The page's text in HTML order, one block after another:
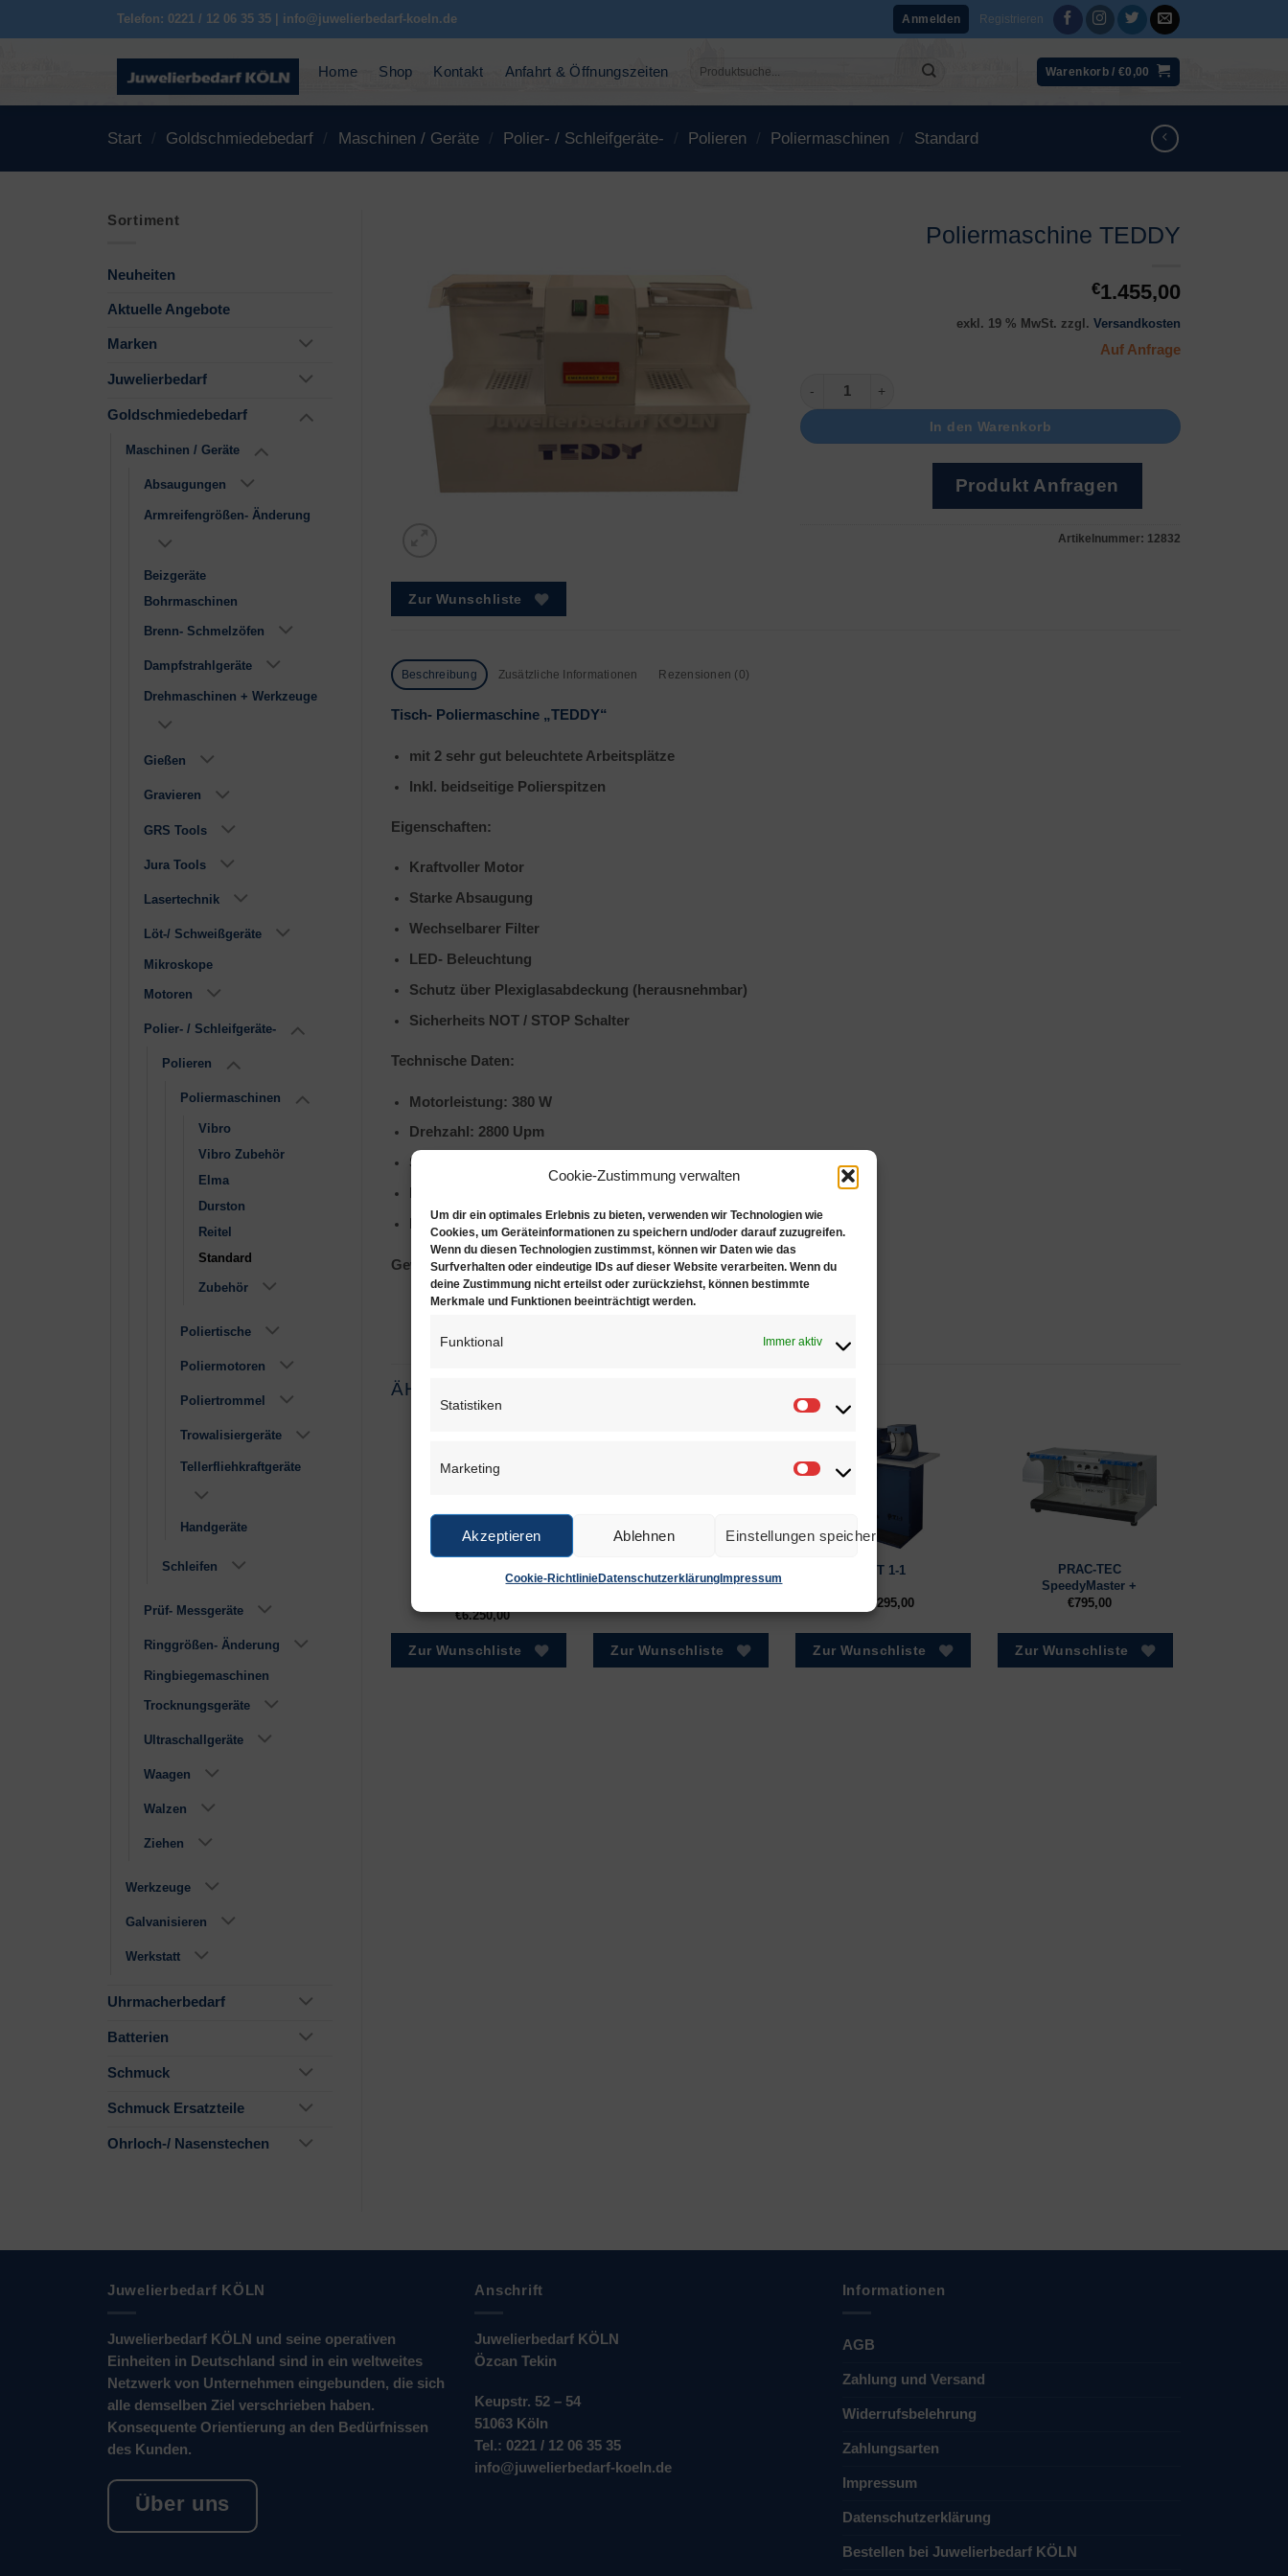
Cookie-Zustimmung verwalten
Um dir ein optimales Erlebnis zu bieten, verwenden wir Technologien wie
Cookies, um Geräteinformationen zu speichern und/oder darauf zuzugreifen.
Wenn du diesen Technologien zustimmst, können wir Daten wie das
Surfverhalten oder eindeutige IDs auf dieser Website verarbeiten. Wenn du
deine Zustimmung nicht erteilst oder zurückziehst, können bestimmte
Merkmale und Funktionen beeinträchtigt werden.
Funktional Immer aktiv
Statistiken
Statistiken
Marketing
Marketing
Akzeptieren Ablehnen Einstellungen speichern
Cookie-RichtlinieDatenschutzerklärung Impressum
Telefon: 0221 / 12 06 35 35 | info@juwelierbedarf-koeln.de Anmelden Registrieren
Home Shop Kontakt Anfahrt & Öffnungszeiten
Suchen
Warenkorb /€0,00
Start / Goldschmiedebedarf / Maschinen / Geräte / Polier- / Schleifgeräte- / Polieren / Poliermaschinen / Standard
Sortiment
Neuheiten
Aktuelle Angebote
Marken
Juwelierbedarf
Goldschmiedebedarf
Maschinen / Geräte
Absaugungen
Armreifengrößen- Änderung
Beizgeräte
Bohrmaschinen
Brenn- Schmelzöfen
Dampfstrahlgeräte
Drehmaschinen + Werkzeuge
Gießen
Gravieren
GRS Tools
Jura Tools
Lasertechnik
Löt-/ Schweißgeräte
Mikroskope
Motoren
Polier- / Schleifgeräte-
Polieren
Poliermaschinen
Vibro
Vibro Zubehör
Elma
Durston
Reitel
Standard
Zubehör
Poliertische
Poliermotoren
Poliertrommel
Trowalisiergeräte
Tellerfliehkraftgeräte
Handgeräte
Schleifen
Prüf- Messgeräte
Ringgrößen- Änderung
Ringbiegemaschinen
Trocknungsgeräte
Ultraschallgeräte
Waagen
Walzen
Ziehen
Werkzeuge
Galvanisieren
Werkstatt
Uhrmacherbedarf
Batterien
Schmuck
Schmuck Ersatzteile
Ohrloch-/ Nasenstechen
Zur Wunschliste
Poliermaschine TEDDY
€1.455,00
exkl. 19 % MwSt. zzgl. Versandkosten
Auf Anfrage
Poliermaschine TEDDY Menge
In den Warenkorb
Produkt Anfragen
Artikelnummer: 12832
Beschreibung Zusätzliche Informationen Rezensionen (0)
Tisch- Poliermaschine „TEDDY“
mit 2 sehr gut beleuchtete Arbeitsplätze
Inkl. beidseitige Polierspitzen
Eigenschaften:
Kraftvoller Motor
Starke Absaugung
Wechselbarer Filter
LED- Beleuchtung
Schutz über Plexiglasabdeckung (herausnehmbar)
Sicherheits NOT / STOP Schalter
Technische Daten:
Motorleistung: 380 W
Drehzahl: 2800 Upm
Saugleistung: 600 m³/ h
Maße: 65 x 32 x 45 cm
Gewicht: 26 kg
ÄHNLICHE PRODUKTE
€6.250,00
Zur Wunschliste Zur Wunschliste
PT 1-1
5.295,00
Zur Wunschliste
PRAC-TEC
SpeedyMaster +
€795,00
Zur Wunschliste
Proxxon IBS / E
83,95
Zur Wunschliste
Juwelierbedarf KÖLN
Juwelierbedarf KÖLN und seine operativen
Einheiten in Deutschland sind in ein weltweites
Netzwerk von Unternehmen eingebunden, die sich
alle demselben Ziel verschrieben haben.
Konsequente Orientierung an den Bedürfnissen
des Kunden.
Über uns
Anschrift
Juwelierbedarf KÖLN
Özcan Tekin
Keupstr. 52 – 54
51063 Köln
Tel.: 0221 / 12 06 35 35
info@juwelierbedarf-koeln.de
Informationen
AGB
Zahlung und Versand
Widerrufsbelehrung
Zahlungsarten
Impressum
Datenschutzerklärung
Bestellen bei Juwelierbedarf KÖLN